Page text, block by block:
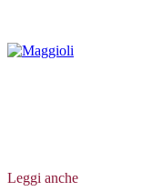
Leggi anche